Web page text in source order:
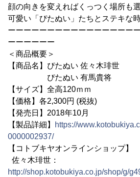
顔の向きを変えればくっつく場所も
可愛い「ぴたぬい」たちとステキな
ーーーーーーーーーーーーーーーー
ーーーーーー
＜商品概要＞
【商品名】ぴたぬい 佐々木琲世
ぴたぬい 有馬貴将
【サイズ】全高120ｍｍ
【価格】各2,300円 (税抜)
【発売日】2018年10月
【製品詳細】
https://
0000002937/
【コトブキヤオンラインショップ】
佐々木琲世：
http://shop.kotobukiya.co.jp/shop/g/